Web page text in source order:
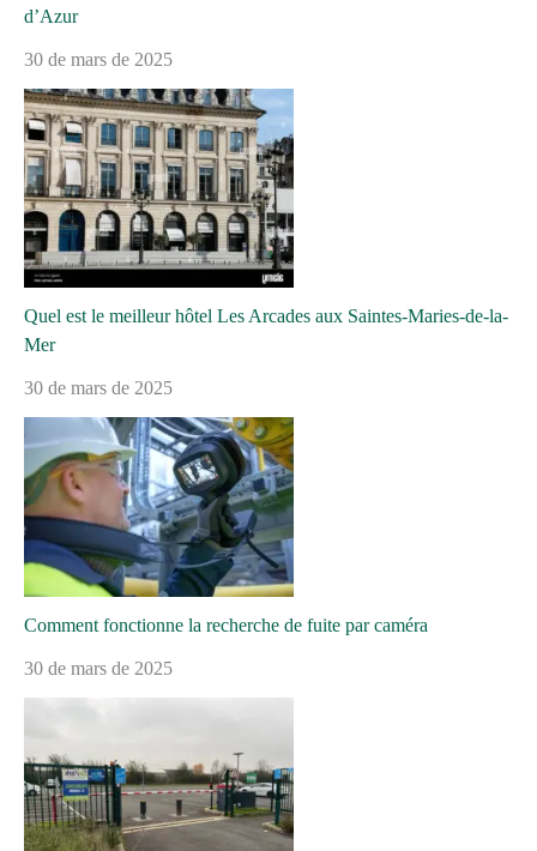
d’Azur
30 de mars de 2025
Quel est le meilleur hôtel Les Arcades aux Saintes-Maries-de-la-
Mer
30 de mars de 2025
Comment fonctionne la recherche de fuite par caméra
30 de mars de 2025